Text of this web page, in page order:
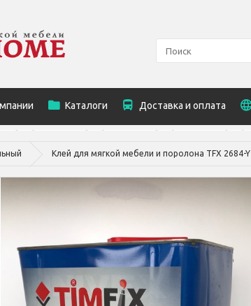
Каталоги Доставка и оплата
Клей для мягкой мебели и поролона TFX 2684-Y